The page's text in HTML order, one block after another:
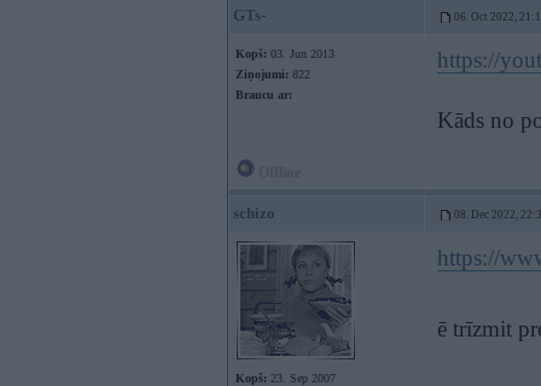
GTs- 06. Oct 2022,
Kopš: 03. Jun 2013
Ziņojumi: 822
Braucu ar:
https://
Kāds no
schizo 08. Dec 2022,
Kopš: 23. Sep 2007
https://
ē trīzmit